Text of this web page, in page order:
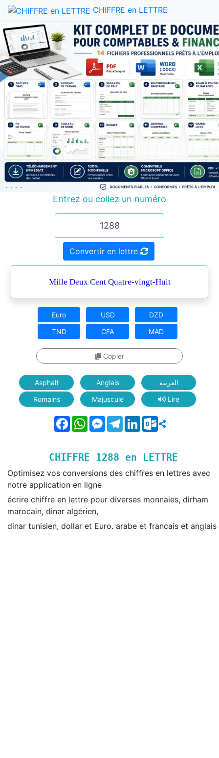
CHIFFRE en LETTRE
Entrez ou collez un numéro
Convertir en lettre
Mille Deux Cent Quatre-vingt-Huit
Euro USD
DZD
TND
CFA MAD
Copier
Asphalt Anglais
العربية
Romains
Majuscule Lire
FacebookWhatsAppMessenger
Telegram
LinkedInOutlook.com
CHIFFRE 1288 en LETTRE
Optimisez vos conversions des chiffres en lettres avec
notre application en ligne
écrire chiffre en lettre pour diverses monnaies, dirham
marocain, dinar algérien,
dinar tunisien, dollar et Euro. arabe et francais et anglais